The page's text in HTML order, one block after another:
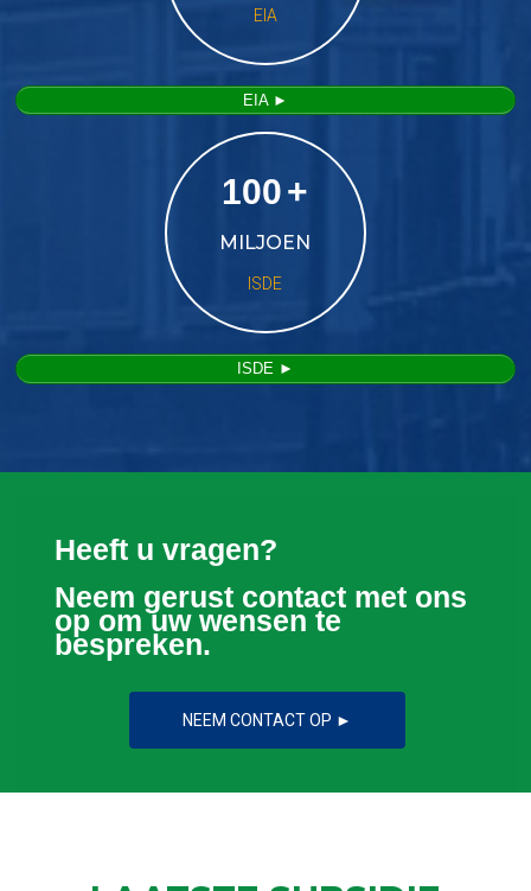
EIA
EIA ►
100+
MILJOEN
ISDE
ISDE ►
Heeft u vragen?
Neem gerust contact met ons
op om uw wensen te
bespreken.
NEEM CONTACT OP ►